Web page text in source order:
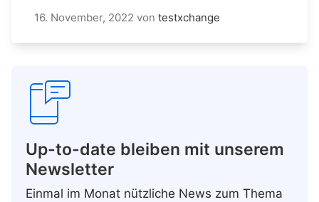
16. November, 2022 von testxchange
Up-to-date bleiben mit unserem
Newsletter
Einmal im Monat nützliche News zum Thema